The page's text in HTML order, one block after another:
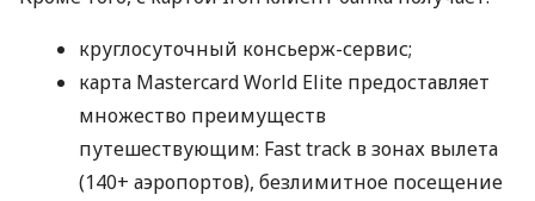
круглосуточный консьерж-сервис;
карта Mastercard World Elite предоставляет
множество преимуществ
путешествующим: Fast track в зонах вылета
(140+ аэропортов), безлимитное посещение